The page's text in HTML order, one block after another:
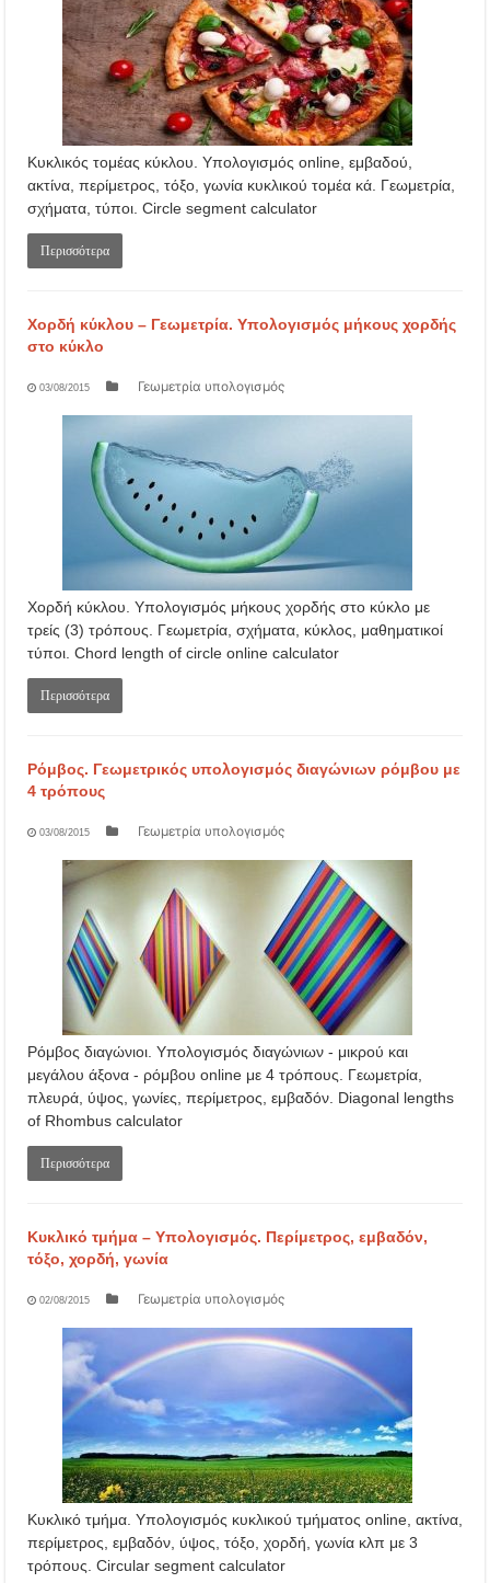
Κυκλικός τομέας κύκλου. Υπολογισμός online, εμβαδού,
ακτίνα, περίμετρος, τόξο, γωνία κυκλικού τομέα κά. Γεωμετρία,
σχήματα, τύποι. Circle segment calculator
Περισσότερα
Χορδή κύκλου – Γεωμετρία. Υπολογισμός μήκους χορδής
στο κύκλο
03/08/2015 Γεωμετρία υπολογισμός
Χορδή κύκλου. Υπολογισμός μήκους χορδής στο κύκλο με
τρείς (3) τρόπους. Γεωμετρία, σχήματα, κύκλος, μαθηματικοί
τύποι. Chord length of circle online calculator
Περισσότερα
Ρόμβος. Γεωμετρικός υπολογισμός διαγώνιων ρόμβου με
4 τρόπους
03/08/2015 Γεωμετρία υπολογισμός
Ρόμβος διαγώνιοι. Υπολογισμός διαγώνιων - μικρού και
μεγάλου άξονα - ρόμβου online με 4 τρόπους. Γεωμετρία,
πλευρά, ύψος, γωνίες, περίμετρος, εμβαδόν. Diagonal lengths
of Rhombus calculator
Περισσότερα
Κυκλικό τμήμα – Υπολογισμός. Περίμετρος, εμβαδόν,
τόξο, χορδή, γωνία
02/08/2015 Γεωμετρία υπολογισμός
Κυκλικό τμήμα. Υπολογισμός κυκλικού τμήματος online, ακτίνα,
περίμετρος, εμβαδόν, ύψος, τόξο, χορδή, γωνία κλπ με 3
τρόπους. Circular segment calculator